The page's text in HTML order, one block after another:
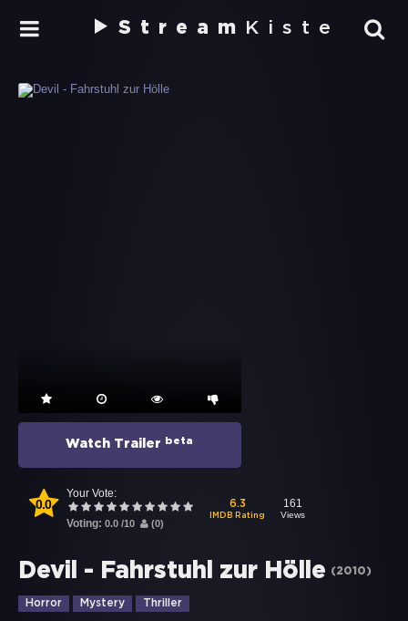
Stream Kiste
Watch Trailer beta
0.0
Your Vote:
Voting: 0.0 /10 (0)
6.3
IMDB Rating
161
Views
Devil - Fahrstuhl zur Hölle (2010)
Horror Mystery Thriller